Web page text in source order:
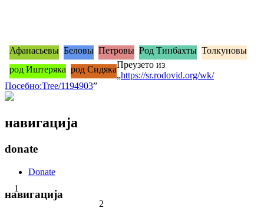
1
2
Афанасьевы Беловы Петровы Род Тинбахты Толкуновы
род Иштеряка род СидякаПреузето из
„https://sr.rodovid.org/wk/
Посебно:Tree/1194903”
навигација
donate
Donate
навигација